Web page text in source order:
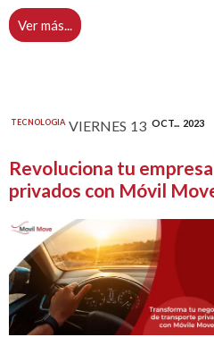
Ver más...
TECNOLOGIA VIERNES 13 OCT... 2023
Revoluciona tu
privados con Móvil